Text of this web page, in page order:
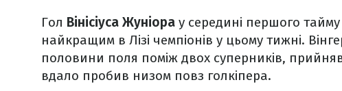
Гол Вінісіуса Жуніора у середині першого
найкращим в Лізі чемпіонів у цьому тижні.
половини поля поміж двох суперників, прийняв
вдало пробив низом повз голкіпера.